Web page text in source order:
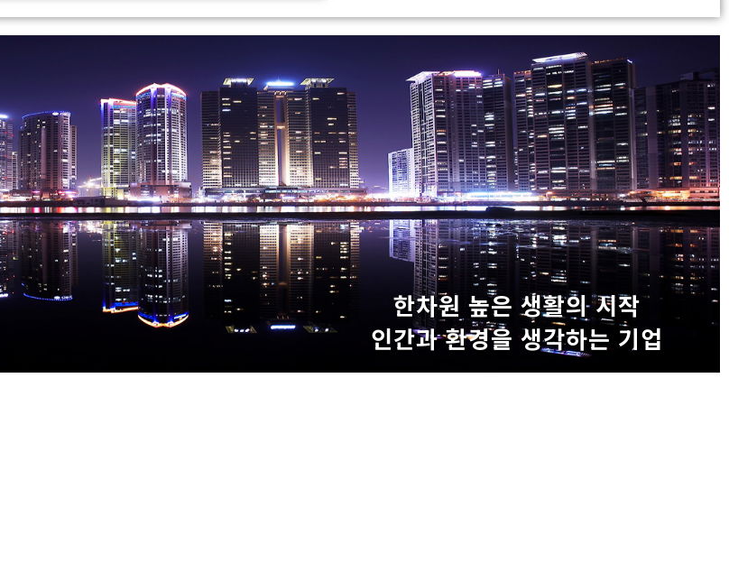
한차원 높은 생활의 시작
인간과 환경을 생각하는 기업